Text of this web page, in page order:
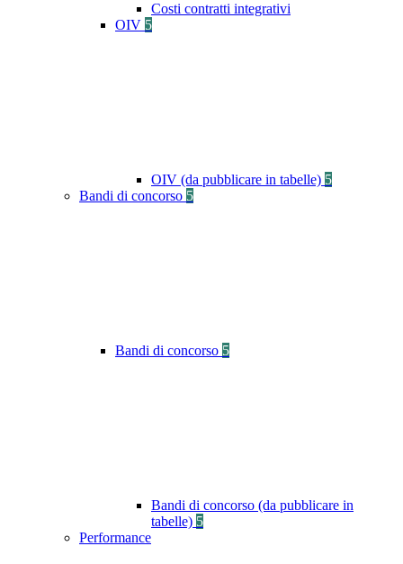
Costi contratti integrativi
OIV 5
OIV (da pubblicare in tabelle) 5
Bandi di concorso 5
Bandi di concorso 5
Bandi di concorso (da pubblicare in
tabelle) 5
Performance